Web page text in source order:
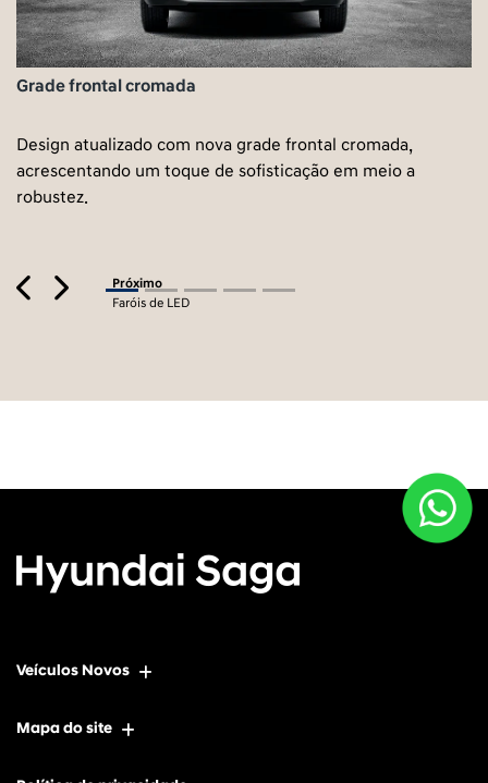
Grade frontal cromada
Design atualizado com nova grade frontal cromada,
acrescentando um toque de sofisticação em meio a
robustez.
PreviousNext
Próximo
Faróis de LED
Veículos Novos
Mapa do site